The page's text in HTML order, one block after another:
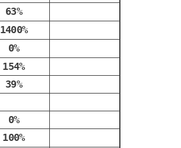
63%
1400%
0%
154%
39%
0%
100%